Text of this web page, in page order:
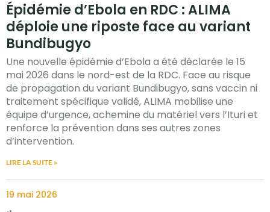
Épidémie d’Ebola en RDC : ALIMA
déploie une riposte face au variant
Bundibugyo
Une nouvelle épidémie d’Ebola a été déclarée le 15
mai 2026 dans le nord-est de la RDC. Face au risque
de propagation du variant Bundibugyo, sans vaccin ni
traitement spécifique validé, ALIMA mobilise une
équipe d’urgence, achemine du matériel vers l’Ituri et
renforce la prévention dans ses autres zones
d’intervention.
LIRE LA SUITE »
19 mai 2026